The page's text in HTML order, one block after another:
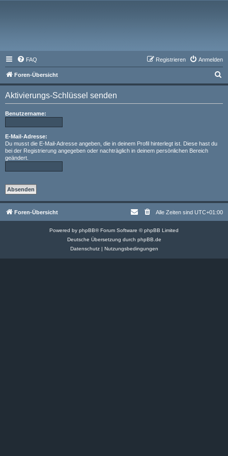
FAQ Anmelden
Registrieren
Foren-Übersicht
u
Aktivierungs-Schlüssel senden
Benutzername:
E-Mail-Adresse:
Du musst die E-Mail-Adresse angeben, die in deinem Profil hinterlegt ist. Diese hast du
bei der Registrierung angegeben oder nachträglich in deinem persönlichen Bereich
geändert.
Foren-Übersicht Alle Zeiten sind UTC+01:00
Powered by phpBB® Forum Software © phpBB Limited
Deutsche Übersetzung durch phpBB.de
Datenschutz| Nutzungsbedingungen